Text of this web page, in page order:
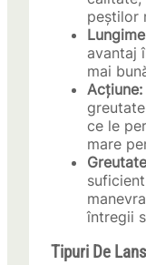
peștilor
avantaj
mai
Acțiune:
ce le
mare
întregii
Tipuri De